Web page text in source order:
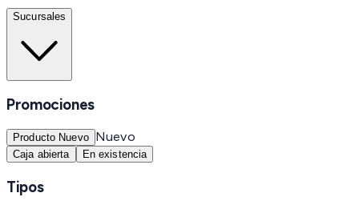
Sucursales
Promociones
Producto Nuevo Nuevo
Caja abierta En existencia
Tipos